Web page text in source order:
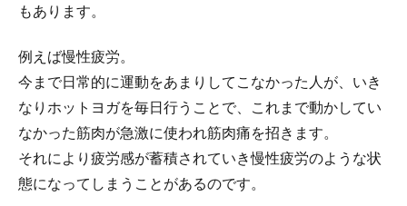
もあります。
例えば慢性疲労。
今まで日常的に運動をあまりしてこなかった人が、いき
なりホットヨガを毎日行うことで、これまで動かしてい
なかった筋肉が急激に使われ筋肉痛を招きます。
それにより疲労感が蓄積されていき慢性疲労のような状
態になってしまうことがあるのです。